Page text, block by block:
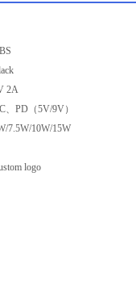
2A
、PD（5V/9V）
7.5W/10W/15W
logo